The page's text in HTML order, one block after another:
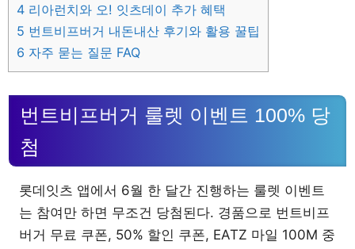
4 리아런치와 오! 잇츠데이 추가 혜택
5 번트비프버거 내돈내산 후기와 활용 꿀팁
6 자주 묻는 질문 FAQ
번트비프버거 룰렛 이벤트 100% 당
첨
롯데잇츠 앱에서 6월 한 달간 진행하는 룰렛 이벤트
는 참여만 하면 무조건 당첨된다. 경품으로 번트비프
버거 무료 쿠폰, 50% 할인 쿠폰, EATZ 마일 100M 중